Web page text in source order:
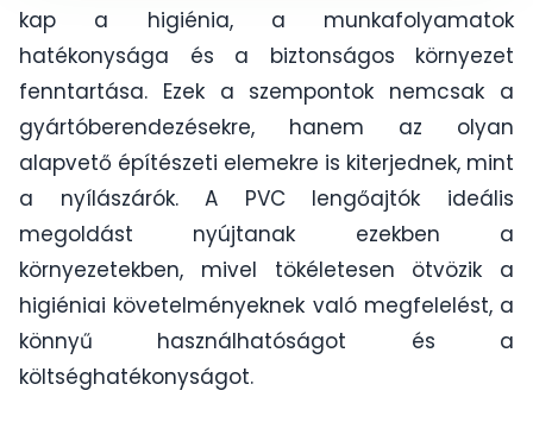
kap a higiénia, a munkafolyamatok
hatékonysága és a biztonságos környezet
fenntartása. Ezek a szempontok nemcsak a
gyártóberendezésekre, hanem az olyan
alapvető építészeti elemekre is kiterjednek, mint
a nyílászárók. A PVC lengőajtók ideális
megoldást nyújtanak ezekben a
környezetekben, mivel tökéletesen ötvözik a
higiéniai követelményeknek való megfelelést, a
könnyű használhatóságot és a
költséghatékonyságot.